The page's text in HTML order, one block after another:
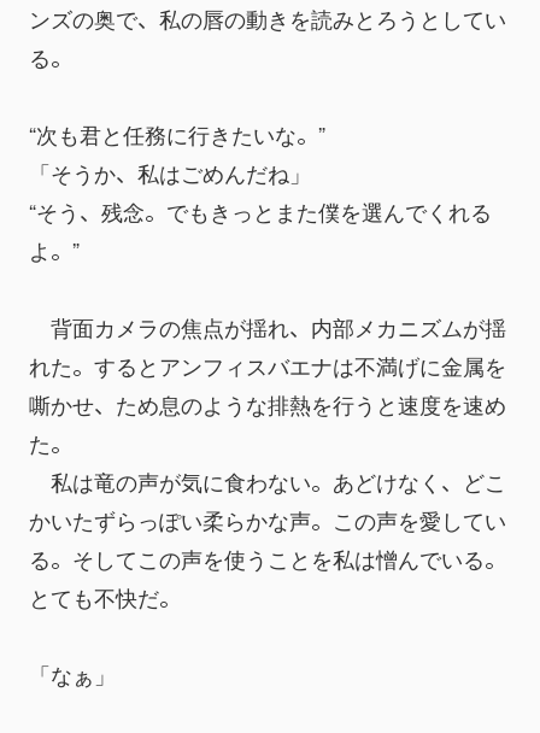
ンズの奥で、私の唇の動きを読みとろうとしてい
る。
“次も君と任務に行きたいな。”
「そうか、私はごめんだね」
“そう、残念。でもきっとまた僕を選んでくれる
よ。”
背面カメラの焦点が揺れ、内部メカニズムが揺
れた。するとアンフィスバエナは不満げに金属を
嘶かせ、ため息のような排熱を行うと速度を速め
た。
私は竜の声が気に食わない。あどけなく、どこ
かいたずらっぽい柔らかな声。この声を愛してい
る。そしてこの声を使うことを私は憎んでいる。
とても不快だ。
「なぁ」